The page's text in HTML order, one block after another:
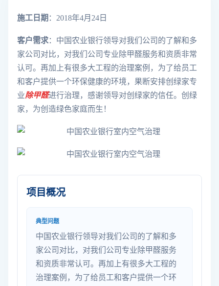
施工日期 ：2018年4月24日
客户需求： 中国农业银行领导对我们公司的了解和多
家公司对比，对我们公司专业除甲醛服务和资质非常
认可。再加上有很多大工程的治理案例，为了给员工
和客户提供一个环保健康的环境，果断安排创绿家专
业除甲醛进行治理，感谢领导对创绿家的信任。创绿
家，为创造绿色家庭而生！
项目概况
典型问题
中国农业银行领导对我们公司的了解和多
家公司对比，对我们公司专业除甲醛服务
和资质非常认可。再加上有很多大工程的
治理案例，为了给员工和客户提供一个环